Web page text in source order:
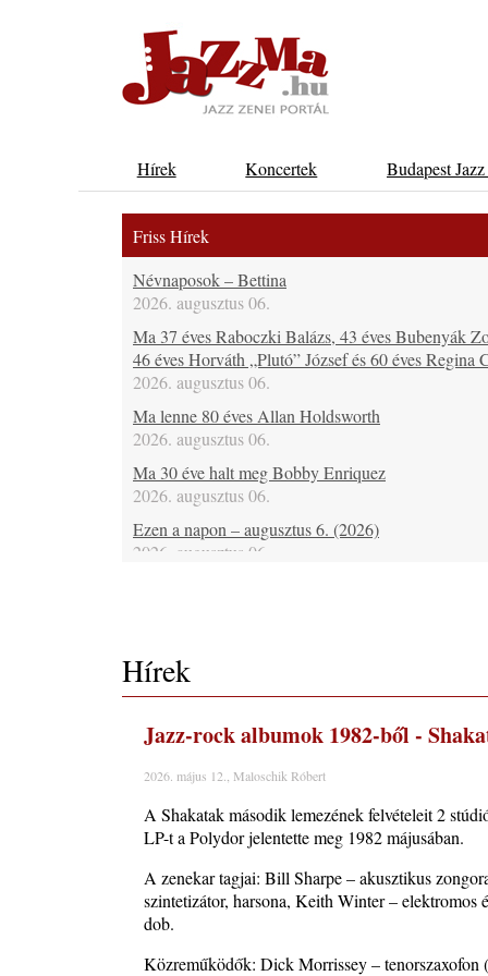
Hírek Koncertek Budapest
Friss Hírek
Névnaposok – Bettina
2026. augusztus 06.
Ma 37 éves Raboczki Balázs, 43 éves Bubenyák
46 éves Horváth „Plutó” József és 60 éves Regina
2026. augusztus 06.
Ma lenne 80 éves Allan Holdsworth
2026. augusztus 06.
Ma 30 éve halt meg Bobby Enriquez
2026. augusztus 06.
Ezen a napon – augusztus 6. (2026)
2026. augusztus 06.
2026 augusztus
2026. augusztus 05.
Főszerkesztői jegyzet – 2026 augusztus
2026. augusztus 05.
X. BOHÉM JAZZFŐVÁROS fesztivál, Kecskemét,
óra zene és tánc!
2026. augusztus 05.
Magyar Jazz ABC – 541. rész: Juhász Márton
2026. augusztus 05.
Jazz-rock albumok 1983-ból - John Scofield „Out
Light”
Hírek
Jazz-rock albumok 1982-ből -
2026. május 12., Maloschik Róbert
A Shakatak második lemezének felvételeit 2
LP-t a Polydor jelentette meg 1982 májusában.
A zenekar tagjai: Bill Sharpe – akusztikus
szintetizátor, harsona, Keith Winter – elektromos
dob.
Közreműködők: Dick Morrissey –